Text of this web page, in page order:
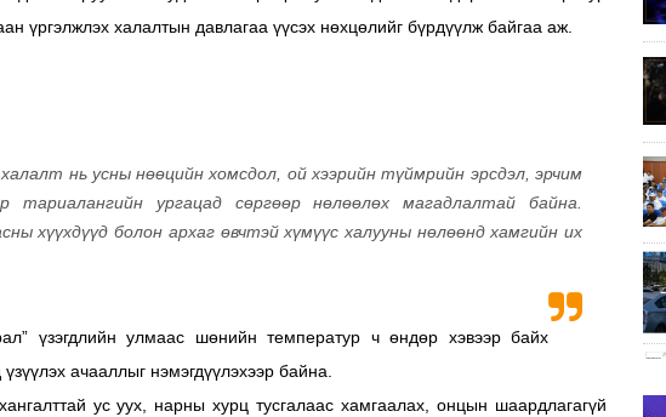
үргэлжлэх халалтын давлагаа үүсэх нөхцөлийг бүрдүүлж байгаа аж.
нь усны нөөцийн хомсдол, ой хээрийн түймрийн эрсдэл, эрчим
тариалангийн ургацад сөргөөр нөлөөлөх магадлалтай байна.
хүүхдүүд болон архаг өвчтэй хүмүүс халууны нөлөөнд хамгийн их
үзэгдлийн улмаас шөнийн температур ч өндөр хэвээр байх
ачааллыг нэмэгдүүлэхээр байна.
ус уух, нарны хурц тусгалаас хамгаалах, онцын шаардлагагүй